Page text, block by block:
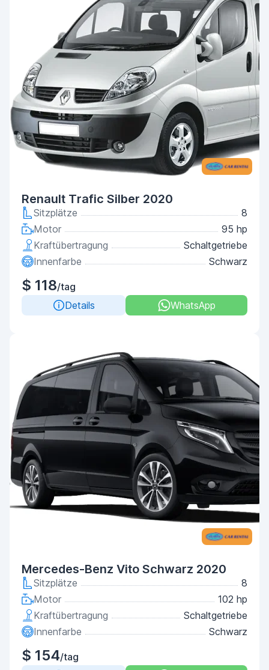
Renault Trafic Silber 2020
Sitzplätze
8
Motor
95 hp
Kraftübertragung
Schaltgetriebe
Innenfarbe
Schwarz
$ 118/tag
Details
WhatsApp
Mercedes-Benz Vito Schwarz 2020
Sitzplätze
8
Motor
102 hp
Kraftübertragung
Schaltgetriebe
Innenfarbe
Schwarz
$ 154/tag